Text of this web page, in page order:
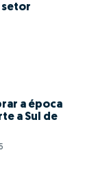
setor
a época
a Sul de